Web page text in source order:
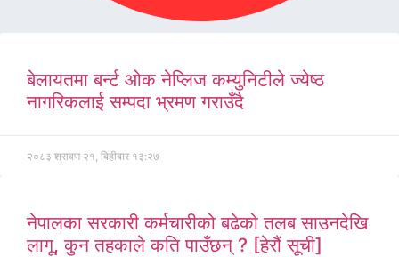
बेलायतमा बर्न्ट ओक नेप्लिज कम्युनिटीले ज्येष्ठ
नागरिकलाई सम्पदा भ्रमण गराउँदै
२०८३ श्रावण २१, बिहीबार १३:२७
नेपालका सरकारी कर्मचारीको बढेको तलब साउनदेखि
लागू, कुन तहकाले कति पाउँछन् ? [हेरौं सूची]